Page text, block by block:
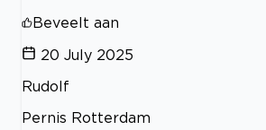
Beveelt aan
20 July 2025
Rudolf
Pernis Rotterdam